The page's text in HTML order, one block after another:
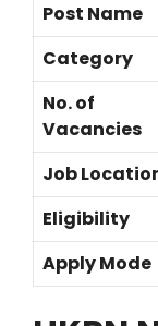
Post Name
Category
No. of
Vacancies
Job
Eligibility
Apply Mode